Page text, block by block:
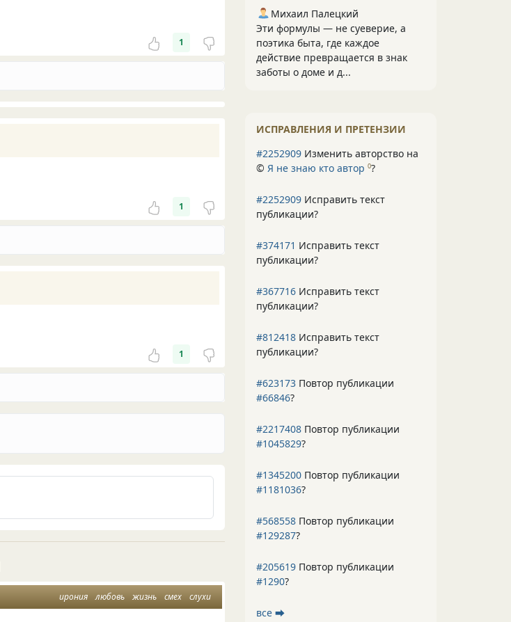
1
1
1
ирония любовь жизнь смех слухи
Михаил Палецкий
Эти формулы — не суеверие, а
поэтика быта, где каждое
действие превращается в знак
заботы о доме и д...
ИСПРАВЛЕНИЯ И ПРЕТЕНЗИИ
#2252909 Изменить авторство на
© Я не знаю кто автор 0?
#2252909 Исправить текст
публикации?
#374171 Исправить текст
публикации?
#367716 Исправить текст
публикации?
#812418 Исправить текст
публикации?
#623173 Повтор публикации
#66846?
#2217408 Повтор публикации
#1045829?
#1345200 Повтор публикации
#1181036?
#568558 Повтор публикации
#129287?
#205619 Повтор публикации
#1290?
все ⮕